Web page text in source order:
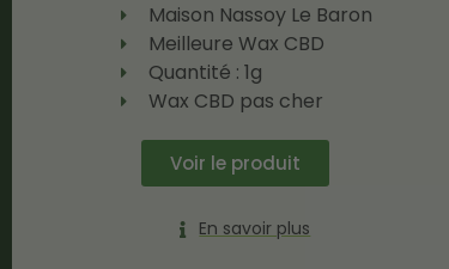
Maison Nassoy Le Baron
Meilleure Wax CBD
Quantité : 1g
Wax CBD pas cher
Voir le produit
En savoir plus